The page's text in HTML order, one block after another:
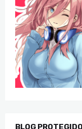
BLOG